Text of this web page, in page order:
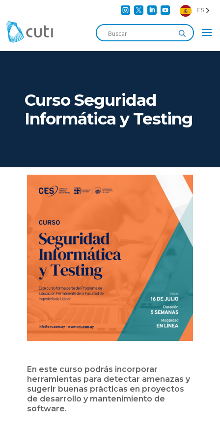
    ES
Curso Seguridad
Informática y Testing
En este curso podrás incorporar
herramientas para detectar amenazas y
sugerir buenas prácticas en proyectos
de desarrollo y mantenimiento de
software.